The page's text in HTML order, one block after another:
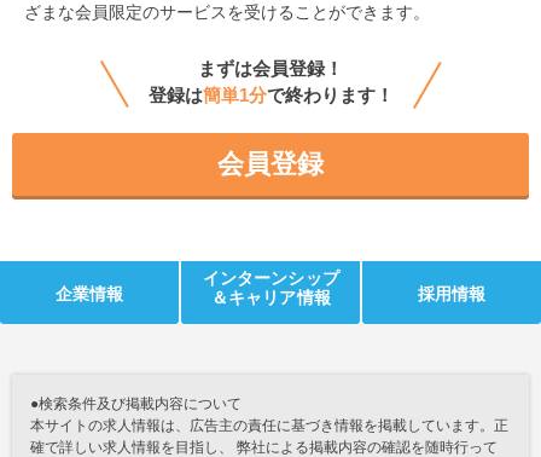
ざまな会員限定のサービスを受けることができます。
まずは会員登録！
登録は簡単1分で終わります！
会員登録
企業情報
インターンシップ
＆キャリア情報
採用情報
●検索条件及び掲載内容について
本サイトの求人情報は、広告主の責任に基づき情報を掲載しています。正
確で詳しい求人情報を目指し、 弊社による掲載内容の確認を随時行って